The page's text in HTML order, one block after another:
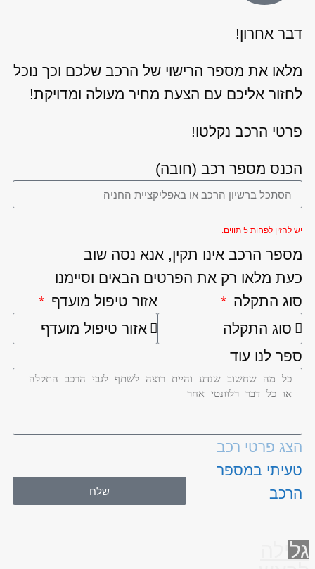
דבר אחרון!
מלאו את מספר הרישוי של הרכב שלכם וכך נוכל
לחזור אליכם עם הצעת מחיר מעולה ומדויקת!
פרטי הרכב נקלטו!
הכנס מספר רכב (חובה)
יש להזין לפחות 5 תווים.
מספר הרכב אינו תקין, אנא נסה שוב
כעת מלאו רק את הפרטים הבאים וסיימנו
סוג התקלה
אזור טיפול מועדף
ספר לנו עוד
הצג פרטי רכב
טעיתי במספר
הרכב
שלח
גלילה